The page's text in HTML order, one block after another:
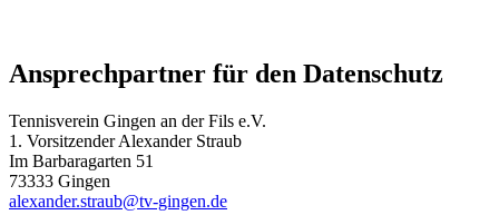
Ansprechpartner für den Datenschutz
Tennisverein Gingen an der Fils e.V.
1. Vorsitzender Alexander Straub
Im Barbaragarten 51
73333 Gingen
alexander.straub@tv-gingen.de